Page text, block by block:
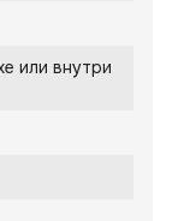
или внутри